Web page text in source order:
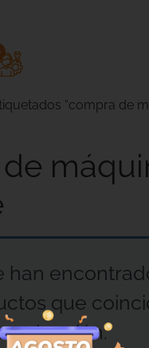
“compra de
han
que
selección.